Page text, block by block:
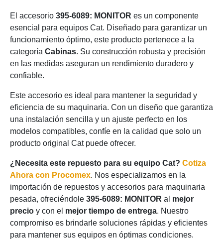
El accesorio 395-6089: MONITOR es un componente
esencial para equipos Cat. Diseñado para garantizar un
funcionamiento óptimo, este producto pertenece a la
categoría Cabinas. Su construcción robusta y precisión
en las medidas aseguran un rendimiento duradero y
confiable.
Este accesorio es ideal para mantener la seguridad y
eficiencia de su maquinaria. Con un diseño que garantiza
una instalación sencilla y un ajuste perfecto en los
modelos compatibles, confíe en la calidad que solo un
producto original Cat puede ofrecer.
¿Necesita este repuesto para su equipo Cat? Cotiza
Ahora con Procomex. Nos especializamos en la
importación de repuestos y accesorios para maquinaria
pesada, ofreciéndole 395-6089: MONITOR al mejor
precio y con el mejor tiempo de entrega. Nuestro
compromiso es brindarle soluciones rápidas y eficientes
para mantener sus equipos en óptimas condiciones.